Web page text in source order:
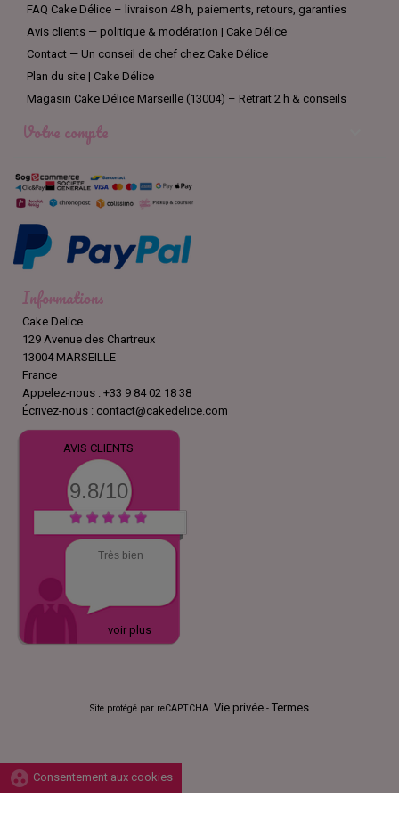
FAQ Cake Délice – livraison 48 h, paiements, retours, garanties
Avis clients — politique & modération | Cake Délice
Contact — Un conseil de chef chez Cake Délice
Plan du site | Cake Délice
Magasin Cake Délice Marseille (13004) – Retrait 2 h & conseils
Votre compte
Informations
Cake Delice
129 Avenue des Chartreux
13004 MARSEILLE
France
Appelez-nous : +33 9 84 02 18 38
Écrivez-nous : contact@cakedelice.com
AVIS CLIENTS
9.8/10
Très bien
voir plus
Site protégé par reCAPTCHA. Vie privée - Termes
group_work Consentement aux cookies